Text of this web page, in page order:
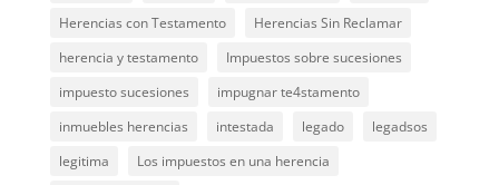
Herencias con Testamento
Herencias Sin Reclamar
herencia y testamento
Impuestos sobre sucesiones
impuesto sucesiones
impugnar te4stamento
inmuebles herencias
intestada legado
legadsos
legitima
Los impuestos en una herencia